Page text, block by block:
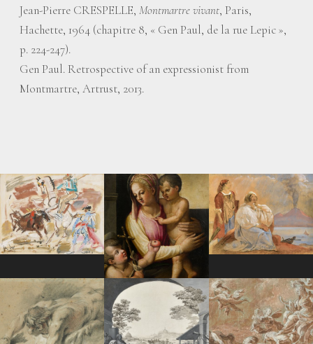
Jean-Pierre CRESPELLE, Montmartre vivant, Paris,
Hachette, 1964 (chapitre 8, « Gen Paul, de la rue Lepic»,
p. 224-247).
Gen Paul. Retrospective of an expressionist from
Montmartre, Artrust, 2013.